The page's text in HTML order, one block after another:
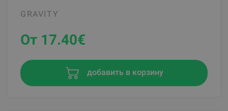
GRAVITY
От 17.40€
добавить в корзину